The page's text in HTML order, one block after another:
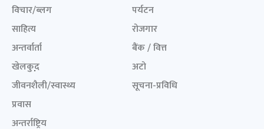
विचार/ब्लग
साहित्य
अन्तर्वार्ता
खेलकुद़़
जीवनशैली/स्वास्थ्य
प्रवास
अन्तर्राष्ट्रिय
पर्यटन
रोजगार
बैंक / वित्त
अटो
सूचना-प्रविधि